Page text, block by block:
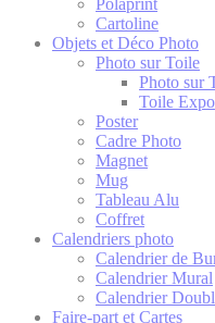
Polaprint
Cartoline
Objets et Déco Photo
Photo sur Toile
Photo sur
Toile Expo
Poster
Cadre Photo
Magnet
Mug
Tableau Alu
Coffret
Calendriers photo
Calendrier de
Calendrier Mural
Calendrier
Faire-part et Cartes